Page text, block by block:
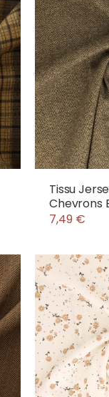
Tissu
Chevrons
7,49 €